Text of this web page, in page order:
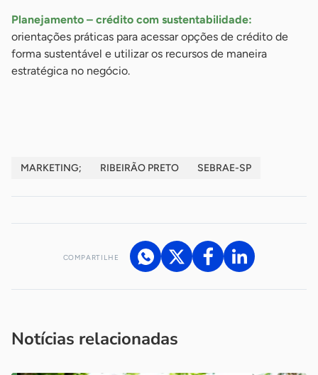
Planejamento – crédito com sustentabilidade:
orientações práticas para acessar opções de crédito de
forma sustentável e utilizar os recursos de maneira
estratégica no negócio.
MARKETING; RIBEIRÃO PRETO SEBRAE-SP
COMPARTILHE
Notícias relacionadas